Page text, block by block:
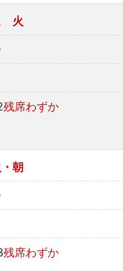
火
残席わずか
朝
残席わずか